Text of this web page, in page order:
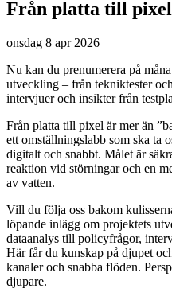
Från platta till pixel
onsdag 8 apr 2026
Nu kan du prenumerera på
utveckling – från tekniktester
intervjuer och insikter från
Från platta till pixel är mer än
ett omställningslabb som ska ta
digitalt och snabbt. Målet är
reaktion vid störningar och en
av vatten.
Vill du följa oss bakom
löpande inlägg om projektets
dataanalys till policyfrågor,
Här får du kunskap på djupet
kanaler och snabba flöden.
djupare.